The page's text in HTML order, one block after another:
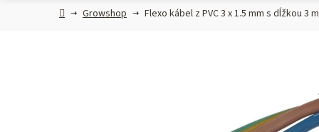
DomovGrowshop Flexo kábel z PVC 3 x 1.5 mm s dĺžkou 3 m